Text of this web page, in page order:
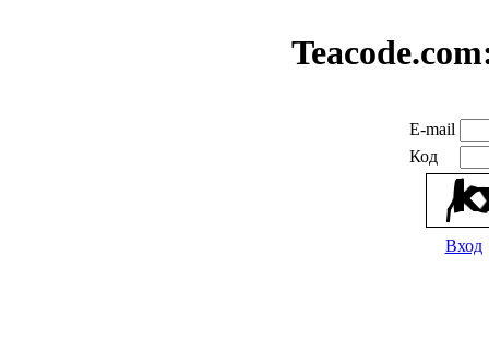
E-mail
Код
Вход